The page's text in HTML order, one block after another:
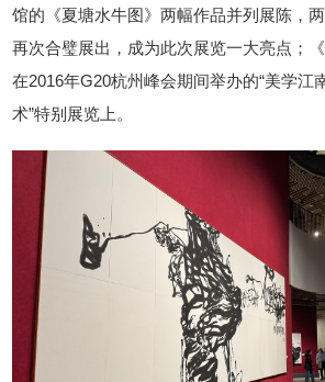
馆的《夏塘水牛图》两幅作品并列展陈，
再次合璧展出，成为此次展览一大亮点；
在2016年G20杭州峰会期间举办的“美学江
术”特别展览上。